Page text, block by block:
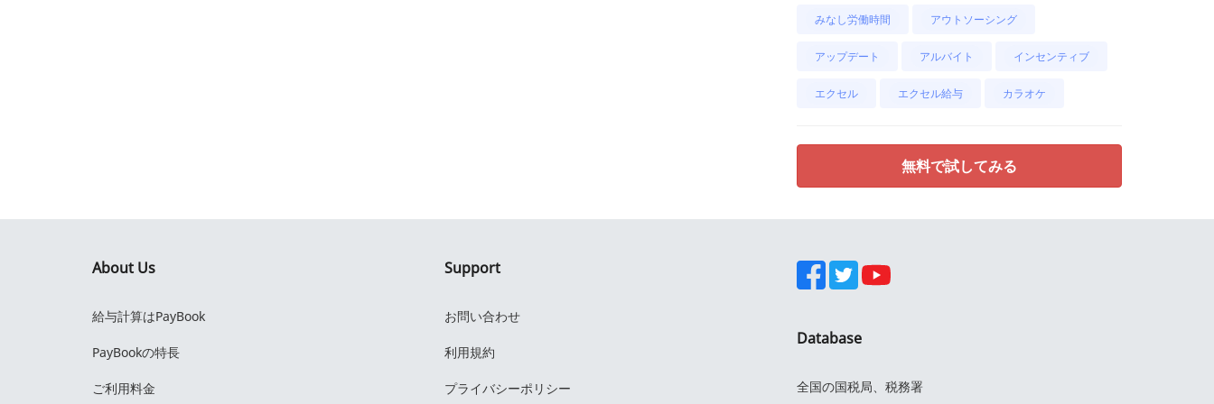
みなし労働時間 アウトソーシング
アップデート アルバイト インセンティブ
エクセル エクセル給与 カラオケ
無料で試してみる
About Us
給与計算はPayBook
PayBookの特長
ご利用料金
Support
お問い合わせ
利用規約
プライバシーポリシー
Database
全国の国税局、税務署